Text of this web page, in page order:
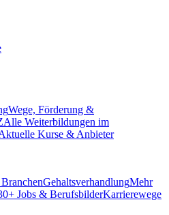
Wege, Förderung &
Alle Weiterbildungen im
Kurse & Anbieter
GehaltsverhandlungMehr
+ Jobs & BerufsbilderKarrierewege